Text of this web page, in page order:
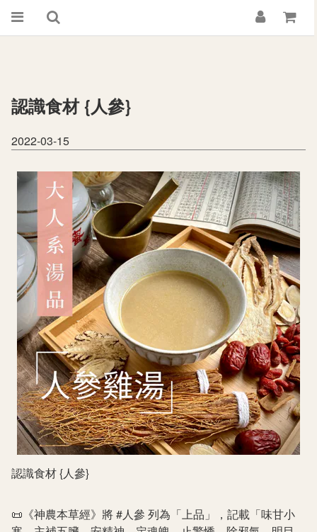
認識食材 {人參}
2022-03-15
認識食材 {人參}
📜《神農本草經》將#人參 列為「上品」，記載「味甘小